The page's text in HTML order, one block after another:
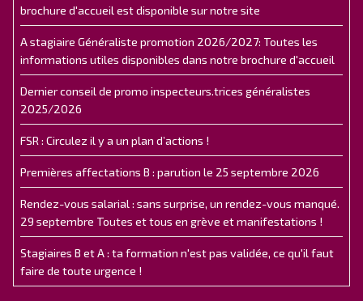
brochure d'accueil est disponible sur notre site
A stagiaire Généraliste promotion 2026/2027: Toutes les
informations utiles disponibles dans notre brochure d'accueil
Dernier conseil de promo inspecteurs.trices généralistes
2025/2026
FSR : Circulez il y a un plan d’actions !
Premières affectations B : parution le 25 septembre 2026
Rendez-vous salarial : sans surprise, un rendez-vous manqué.
29 septembre Toutes et tous en grève et manifestations !
Stagiaires B et A : ta formation n'est pas validée, ce qu'il faut
faire de toute urgence !